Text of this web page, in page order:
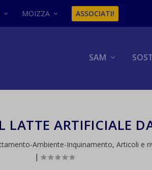
MOIZZA ASSOCIATI!
SAM
ARTIFICIALE
Ambiente-Inquinamento, Articoli e
|